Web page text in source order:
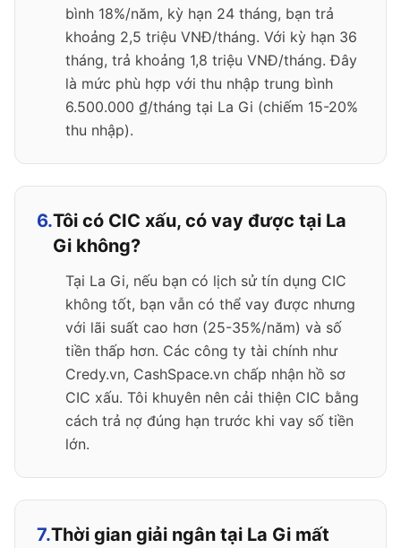
bình 18%/năm, kỳ hạn 24 tháng, bạn trả
khoảng 2,5 triệu VNĐ/tháng. Với kỳ hạn 36
tháng, trả khoảng 1,8 triệu VNĐ/tháng. Đây
là mức phù hợp với thu nhập trung bình
6.500.000 ₫/tháng tại La Gi (chiếm 15-20%
thu nhập).
6.Tôi có CIC xấu, có vay được tại La
Gi không?
Tại La Gi, nếu bạn có lịch sử tín dụng CIC
không tốt, bạn vẫn có thể vay được nhưng
với lãi suất cao hơn (25-35%/năm) và số
tiền thấp hơn. Các công ty tài chính như
Credy.vn, CashSpace.vn chấp nhận hồ sơ
CIC xấu. Tôi khuyên nên cải thiện CIC bằng
cách trả nợ đúng hạn trước khi vay số tiền
lớn.
7.Thời gian giải ngân tại La Gi mất